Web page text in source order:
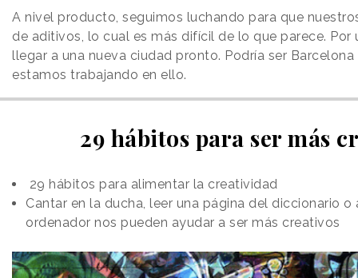
A nivel producto, seguimos luchando para que
de aditivos, lo cual es más difícil de lo que parece. Por
llegar a una nueva ciudad pronto. Podría ser Barcelona
estamos trabajando en ello.
29 hábitos para ser más
29 hábitos para alimentar la creatividad
Cantar en la ducha, leer una página del diccionario o
ordenador nos pueden ayudar a ser más creativos